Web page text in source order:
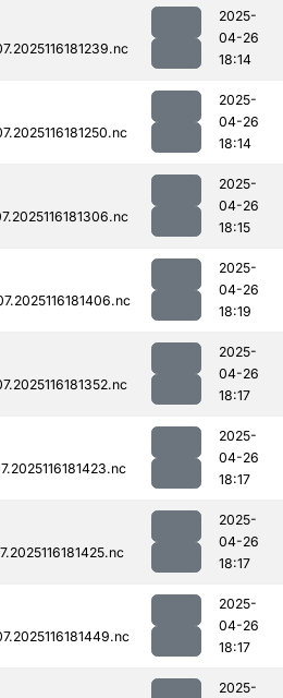
2025-
04-26
18:14
2025-
04-26
18:14
2025-
04-26
18:15
2025-
04-26
18:19
2025-
04-26
18:17
2025-
04-26
18:17
2025-
04-26
18:17
2025-
04-26
18:17
2025-